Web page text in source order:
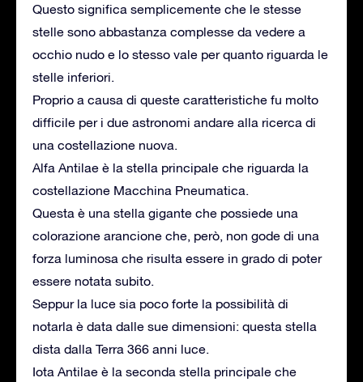
Questo significa semplicemente che le stesse
stelle sono abbastanza complesse da vedere a
occhio nudo e lo stesso vale per quanto riguarda le
stelle inferiori.
Proprio a causa di queste caratteristiche fu molto
difficile per i due astronomi andare alla ricerca di
una costellazione nuova.
Alfa Antilae è la stella principale che riguarda la
costellazione Macchina Pneumatica.
Questa è una stella gigante che possiede una
colorazione arancione che, però, non gode di una
forza luminosa che risulta essere in grado di poter
essere notata subito.
Seppur la luce sia poco forte la possibilità di
notarla è data dalle sue dimensioni: questa stella
dista dalla Terra 366 anni luce.
Iota Antilae è la seconda stella principale che